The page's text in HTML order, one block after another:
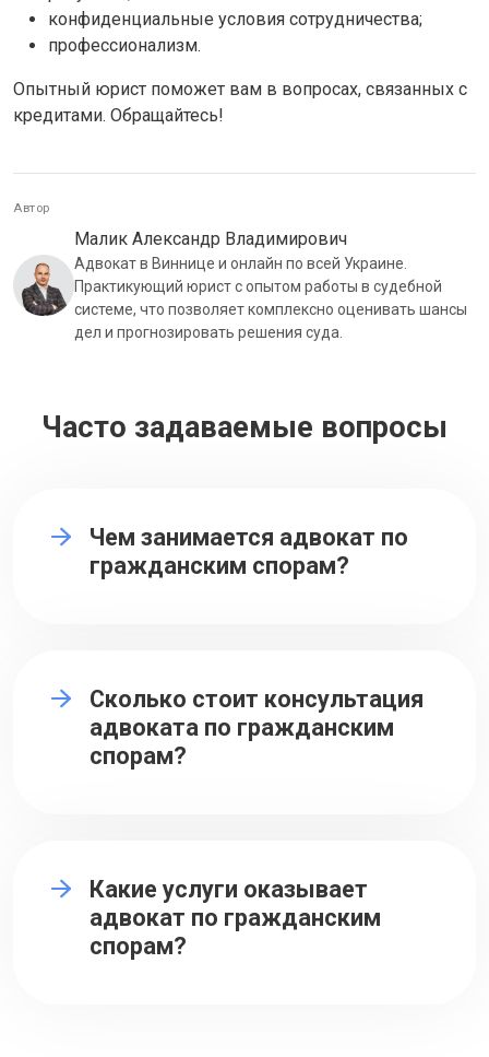
конфиденциальные условия сотрудничества;
профессионализм.
Опытный юрист поможет вам в вопросах, связанных с
кредитами. Обращайтесь!
Автор
Малик Александр Владимирович
Адвокат в Виннице и онлайн по всей Украине.
Практикующий юрист с опытом работы в судебной
системе, что позволяет комплексно оценивать шансы
дел и прогнозировать решения суда.
Часто задаваемые вопросы
Чем занимается адвокат по
гражданским спорам?
Сколько стоит консультация
адвоката по гражданским
спорам?
Какие услуги оказывает
адвокат по гражданским
спорам?